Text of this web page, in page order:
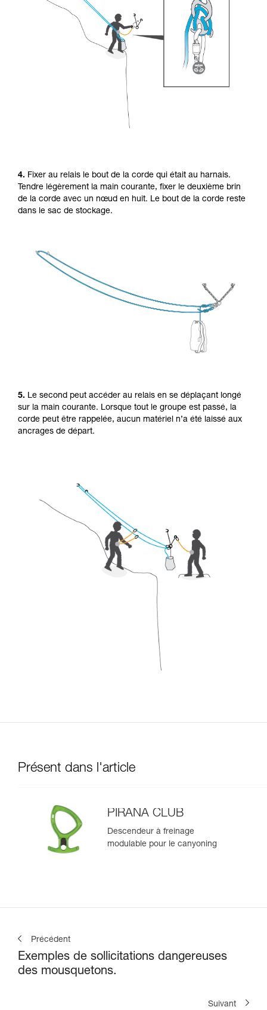
4. Fixer au relais le bout de la corde qui était au harnais.
Tendre légèrement la main courante, fixer le deuxième brin
de la corde avec un nœud en huit. Le bout de la corde reste
dans le sac de stockage.
5. Le second peut accéder au relais en se déplaçant longé
sur la main courante. Lorsque tout le groupe est passé, la
corde peut être rappelée, aucun matériel n’a été laissé aux
ancrages de départ.
Présent dans l'article
PIRANA CLUB
Descendeur à freinage
modulable pour le canyoning
Précédent
Exemples de sollicitations dangereuses
des mousquetons.
Suivant